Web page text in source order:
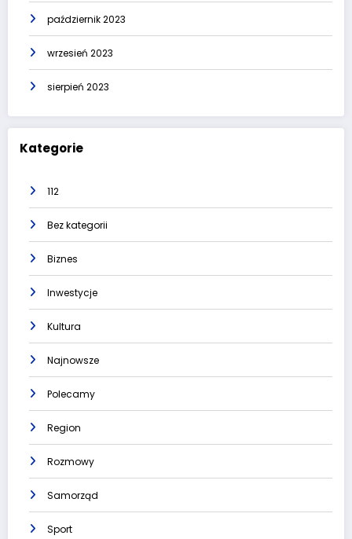
październik 2023
wrzesień 2023
sierpień 2023
Kategorie
112
Bez kategorii
Biznes
Inwestycje
Kultura
Najnowsze
Polecamy
Region
Rozmowy
Samorząd
Sport